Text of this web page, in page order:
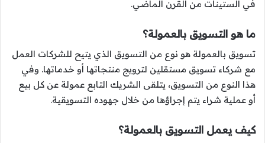
في الستينات من القرن الماضي.
ما هو التسويق بالعمولة؟
تسويق بالعمولة هو نوع من التسويق الذي يتيح للشركات العمل
مع شركاء تسويق مستقلين لترويج منتجاتها أو خدماتها. وفي
هذا النوع من التسويق، يتلقى الشريك التابع عمولة عن كل بيع
أو عملية شراء يتم إجراؤها من خلال جهوده التسويقية.
كيف يعمل التسويق بالعمولة؟